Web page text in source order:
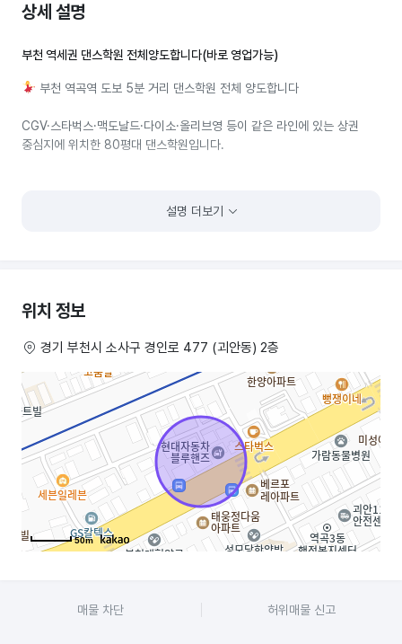
상세 설명
부천 역세권 댄스학원 전체양도합니다(바로 영업가능)
부천 역곡역 도보 5분 거리 댄스학원 전체 양도합니다
CGV·스타벅스·맥도날드·다이소·올리브영 등이 같은 라인에 있는 상권
중심지에 위치한 80평대 댄스학원입니다.
기초잡힌 학원 성장시키실 원장님을 기다리고있습니다!
보증금 / 월세 / 관리비: 3,000만 / 250만 / 30만
오픈시기: 2023년 7월 (신규 시설)
주차: 1층 외부 주차장 가능
허가: 교육청 허가, 학원등록, 소방허가 모두 완료
권리금: 5,500만 원
설명 더보기
위치 정보
경기 부천시 소사구 경인로 477 (괴안동) 2층
50m
매물 차단 허위매물 신고